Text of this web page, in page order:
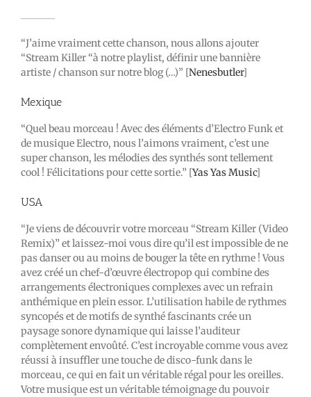
“J’aime vraiment cette chanson, nous allons ajouter
“Stream Killer “à notre playlist, définir une bannière
artiste / chanson sur notre blog (…)” [Nenesbutler]
Mexique
“Quel beau morceau ! Avec des éléments d’Electro Funk et
de musique Electro, nous l’aimons vraiment, c’est une
super chanson, les mélodies des synthés sont tellement
cool ! Félicitations pour cette sortie.” [Yas Yas Music]
USA
“Je viens de découvrir votre morceau “Stream Killer (Video
Remix)” et laissez-moi vous dire qu’il est impossible de ne
pas danser ou au moins de bouger la tête en rythme ! Vous
avez créé un chef-d’œuvre électropop qui combine des
arrangements électroniques complexes avec un refrain
anthémique en plein essor. L’utilisation habile de rythmes
syncopés et de motifs de synthé fascinants crée un
paysage sonore dynamique qui laisse l’auditeur
complètement envoûté. C’est incroyable comme vous avez
réussi à insuffler une touche de disco-funk dans le
morceau, ce qui en fait un véritable régal pour les oreilles.
Votre musique est un véritable témoignage du pouvoir